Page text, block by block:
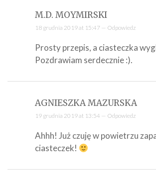
M.D. MOYMIRSKI
18 grudnia 2019 at 15:47 — Odpowiedz
Prosty przepis, a ciasteczka
Pozdrawiam serdecznie :).
AGNIESZKA MAZURSKA
19 grudnia 2019 at 13:54 — Odpowiedz
Ahhh! Już czuję w powietrzu
ciasteczek!